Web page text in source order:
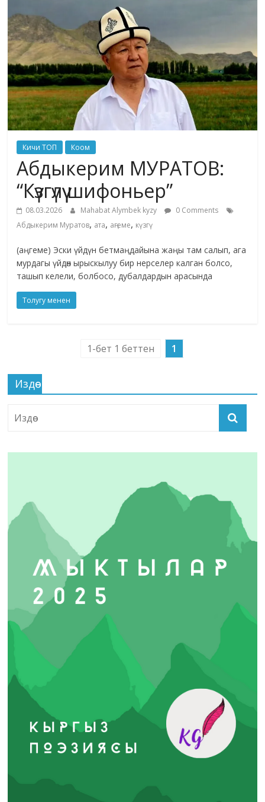
жана
адабияты
Кичи ТОП Коом
Абдыкерим МУРАТОВ:
“Күзгүлүү шифоньер”
08.03.2026 Mahabat Alymbek kyzy
0 Comments
Абдыкерим Муратов, ата, аңгеме, күзгү
(аңгеме) Эски үйдүн бетмаңдайына жаңы там салып, ага
мурдагы үйдөн ырыскылуу бир нерселер калган болсо,
ташып келели, болбосо, дубалдардын арасында
Толугу менен
1-бет 1 беттен 1
Издөө